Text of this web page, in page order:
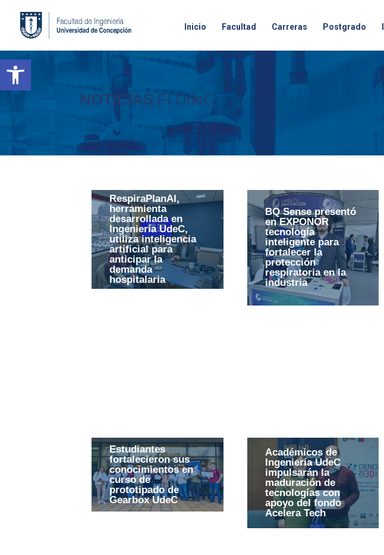
Open toolbar
Inicio Facultad Carreras Postgrado
NOTICIAS FI UdeC
RespiraPlanAI,
herramienta
desarrollada en
Ingeniería UdeC,
utiliza inteligencia
artificial para
anticipar la
demanda
hospitalaria
BQ Sense presentó
en EXPONOR
tecnología
inteligente para
fortalecer la
protección
respiratoria en la
industria
Estudiantes
fortalecieron sus
conocimientos en
curso de
prototipado de
Gearbox UdeC
Académicos de
Ingeniería UdeC
impulsarán la
maduración de
tecnologías con
apoyo del fondo
Acelera Tech